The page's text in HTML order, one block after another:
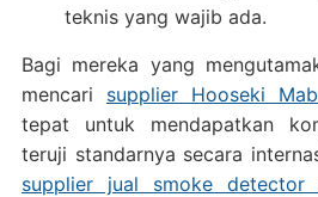
teknis yang wajib ada.
Bagi mereka yang
mencari supplier Hooseki
tepat untuk mendapatkan
teruji standarnya secara
supplier jual smoke detector